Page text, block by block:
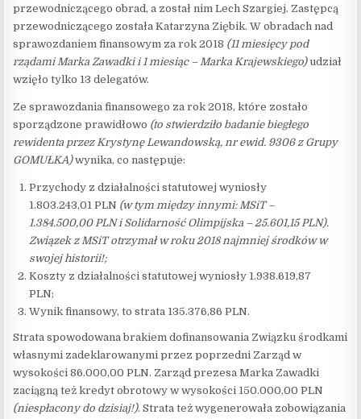
przewodniczącego obrad, a został nim Lech Szargiej. Zastępcą
przewodniczącego została Katarzyna Ziębik. W obradach nad
sprawozdaniem finansowym za rok 2018 (11 miesięcy pod
rządami Marka Zawadki i 1 miesiąc – Marka Krajewskiego) udział
wzięło tylko 13 delegatów.
Ze sprawozdania finansowego za rok 2018, które zostało
sporządzone prawidłowo (to stwierdziło badanie biegłego
rewidenta przez Krystynę Lewandowską, nr ewid. 9306 z Grupy
GOMUŁKA)wynika, co następuje:
Przychody z działalności statutowej wyniosły
1.803.243,01 PLN (w tym między innymi: MSiT –
1.384.500,00 PLN i Solidarność Olimpijska – 25.601,15 PLN).
Związek z MSiT otrzymał w roku 2018 najmniej środków w
swojej historii!;
Koszty z działalności statutowej wyniosły 1.938.619,87
PLN;
Wynik finansowy, to strata 135.376,86 PLN.
Strata spowodowana brakiem dofinansowania Związku środkami
własnymi zadeklarowanymi przez poprzedni Zarząd w
wysokości 86.000,00 PLN. Zarząd prezesa Marka Zawadki
zaciągną też kredyt obrotowy w wysokości 150.000,00 PLN
(niespłacony do dzisiaj!). Strata też wygenerowała zobowiązania